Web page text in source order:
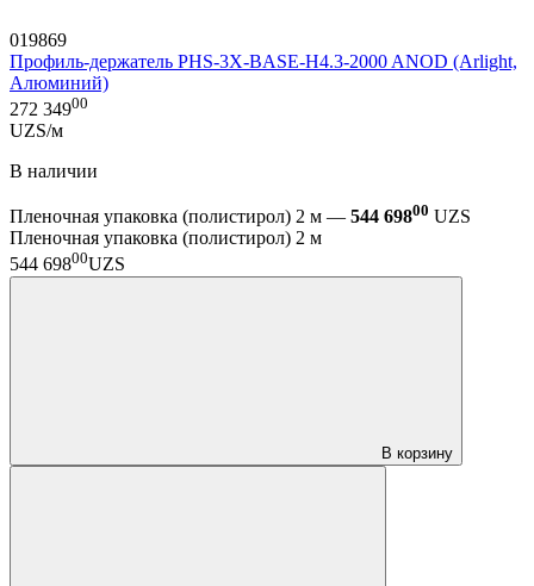
019869
Профиль-держатель PHS-3X-BASE-H4.3-2000 ANOD (Arlight,
Алюминий)
272 34900
UZS/м
В наличии
Пленочная упаковка (полистирол) 2 м — 544 69800 UZS
Пленочная упаковка (полистирол) 2 м
544 69800UZS
В корзину